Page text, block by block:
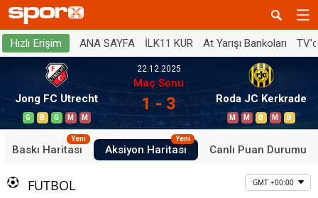
Hızlı Erişim ANA SAYFA İLK11 KUR At Yarışı Bankoları
Jong FC Utrecht
G B G M M
22.12.2025
Maç Sonu
1 - 3 Roda JC Kerkrade
M M B M B
Baskı Haritası
Yeni
Aksiyon Haritası
Yeni
Canlı Puan Durumu
FUTBOL GMT +00:00